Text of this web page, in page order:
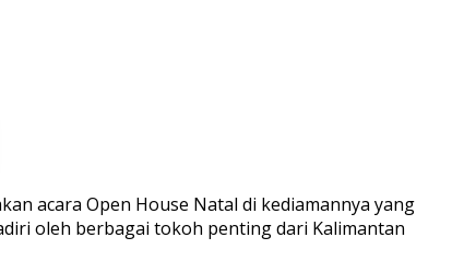
acara Open House Natal di kediamannya yang
oleh berbagai tokoh penting dari Kalimantan